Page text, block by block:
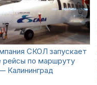
СКОЛ запускает
рейсы по маршруту
Калининград